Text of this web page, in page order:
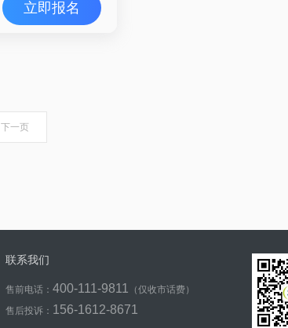
立即报名
下一页
联系我们
售前电话： 400-111-9811
（仅收市话费）
售后投诉： 156-1612-8671